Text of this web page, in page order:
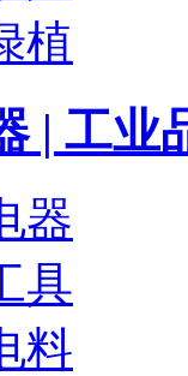
植
| 工业
器
具
料